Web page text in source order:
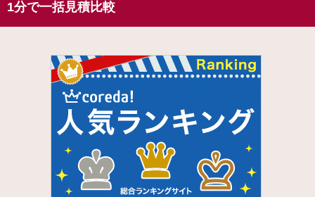
1分で一括見積比較